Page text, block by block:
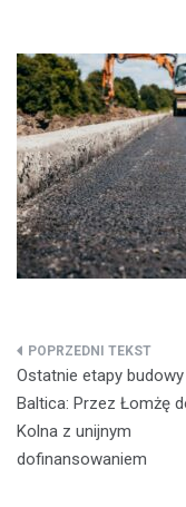
Nawigacja
wpisu
Ostatnie etapy
Baltica: Przez Łomżę
Kolna z unijnym
dofinansowaniem